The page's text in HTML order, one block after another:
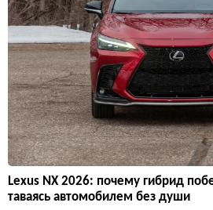
Lexus NX 2026: почему гибрид
таваясь автомобилем без души